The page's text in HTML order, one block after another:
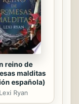
reino de
malditas
española)
Lexi Ryan